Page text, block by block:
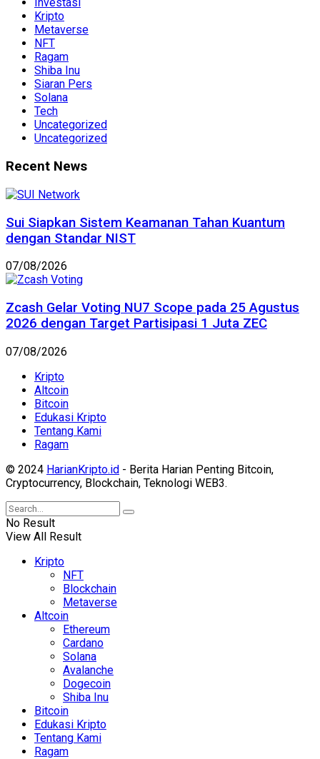
Investasi
Kripto
Metaverse
NFT
Ragam
Shiba Inu
Siaran Pers
Solana
Tech
Uncategorized
Uncategorized
Recent News
Sui Siapkan Sistem Keamanan Tahan Kuantum
dengan Standar NIST
07/08/2026
Zcash Gelar Voting NU7 Scope pada 25 Agustus
2026 dengan Target Partisipasi 1 Juta ZEC
07/08/2026
Kripto
Altcoin
Bitcoin
Edukasi Kripto
Tentang Kami
Ragam
© 2024 HarianKripto.id - Berita Harian Penting Bitcoin,
Cryptocurrency, Blockchain, Teknologi WEB3.
No Result
View All Result
Kripto
NFT
Blockchain
Metaverse
Altcoin
Ethereum
Cardano
Solana
Avalanche
Dogecoin
Shiba Inu
Bitcoin
Edukasi Kripto
Tentang Kami
Ragam